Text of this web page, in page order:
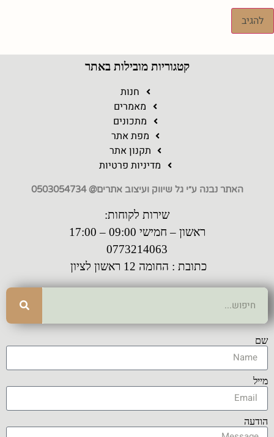
קטגוריות מובילות באתר
חנות
מאמרים
מתכונים
מפת אתר
תקנון אתר
מדיניות פרטיות
האתר נבנה ע״י גל שיווק ועיצוב אתרים@ 0503054734
שירות לקוחות:
ראשון – חמישי 09:00 – 17:00
0773214063
כתובת : החומה 12 ראשון לציון
שם
מייל
הודעה